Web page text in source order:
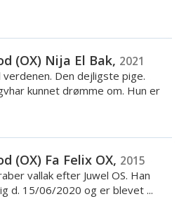
(OX) Nija El Bak, 2021
verdenen. Den dejligste pige.
kunnet drømme om. Hun er
(OX) Fa Felix OX, 2015
vallak efter Juwel OS. Han
d. 15/06/2020 og er blevet ...